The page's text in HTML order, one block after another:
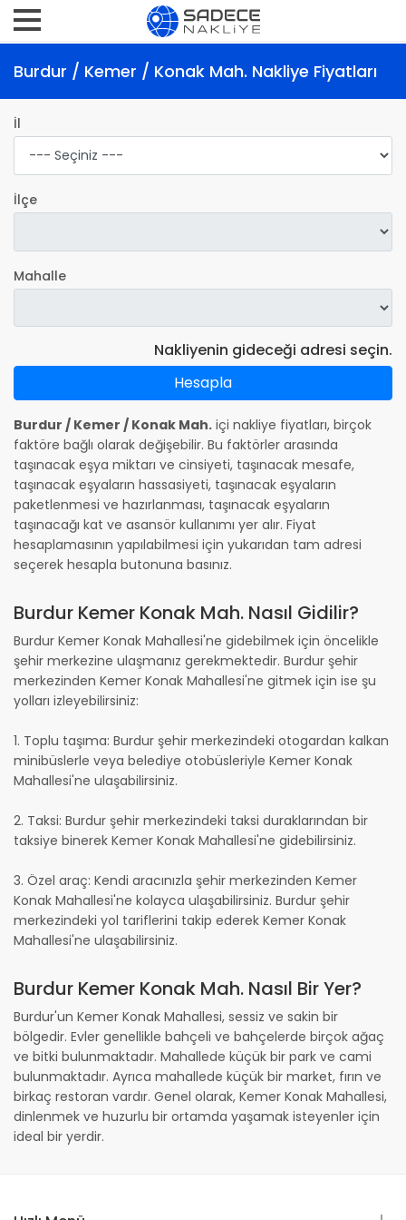
Burdur / Kemer / Konak Mah. Nakliye Fiyatları
İl
İlçe
Mahalle
Nakliyenin gideceği adresi seçin.
Hesapla
Burdur / Kemer / Konak Mah. içi nakliye fiyatları, birçok
faktöre bağlı olarak değişebilir. Bu faktörler arasında
taşınacak eşya miktarı ve cinsiyeti, taşınacak mesafe,
taşınacak eşyaların hassasiyeti, taşınacak eşyaların
paketlenmesi ve hazırlanması, taşınacak eşyaların
taşınacağı kat ve asansör kullanımı yer alır. Fiyat
hesaplamasının yapılabilmesi için yukarıdan tam adresi
seçerek hesapla butonuna basınız.
Burdur Kemer Konak Mah. Nasıl Gidilir?
Burdur Kemer Konak Mahallesi'ne gidebilmek için öncelikle
şehir merkezine ulaşmanız gerekmektedir. Burdur şehir
merkezinden Kemer Konak Mahallesi'ne gitmek için ise şu
yolları izleyebilirsiniz:
1. Toplu taşıma: Burdur şehir merkezindeki otogardan kalkan
minibüslerle veya belediye otobüsleriyle Kemer Konak
Mahallesi'ne ulaşabilirsiniz.
2. Taksi: Burdur şehir merkezindeki taksi duraklarından bir
taksiye binerek Kemer Konak Mahallesi'ne gidebilirsiniz.
3. Özel araç: Kendi aracınızla şehir merkezinden Kemer
Konak Mahallesi'ne kolayca ulaşabilirsiniz. Burdur şehir
merkezindeki yol tariflerini takip ederek Kemer Konak
Mahallesi'ne ulaşabilirsiniz.
Burdur Kemer Konak Mah. Nasıl Bir Yer?
Burdur'un Kemer Konak Mahallesi, sessiz ve sakin bir
bölgedir. Evler genellikle bahçeli ve bahçelerde birçok ağaç
ve bitki bulunmaktadır. Mahallede küçük bir park ve cami
bulunmaktadır. Ayrıca mahallede küçük bir market, fırın ve
birkaç restoran vardır. Genel olarak, Kemer Konak Mahallesi,
dinlenmek ve huzurlu bir ortamda yaşamak isteyenler için
ideal bir yerdir.